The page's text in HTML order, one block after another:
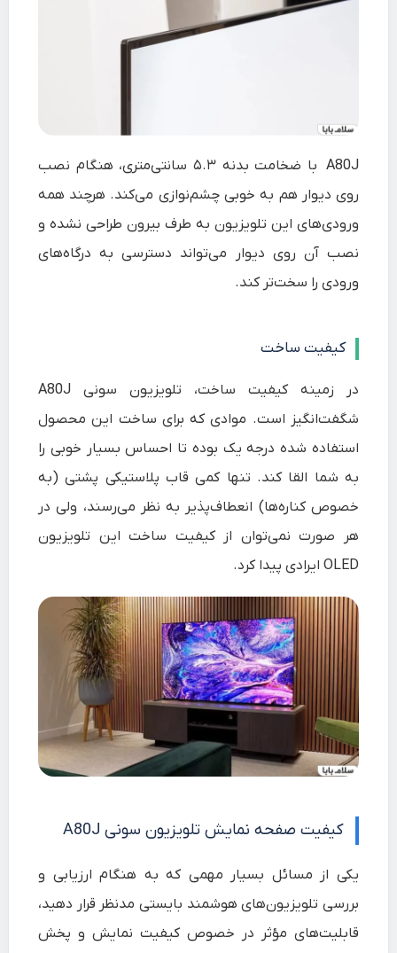
A80J با ضخامت بدنه ۵.۳ سانتی‌متری، هنگام نصب
روی دیوار هم به خوبی چشم‌نوازی می‌کند. هرچند همه
ورودی‌های این تلویزیون به طرف بیرون طراحی نشده و
نصب آن روی دیوار می‌تواند دسترسی به درگاه‌های
ورودی را سخت‌تر کند.
کیفیت ساخت
در زمینه کیفیت ساخت، تلویزیون سونی A80J
شگفت‌انگیز است. موادی که برای ساخت این محصول
استفاده شده درجه یک بوده تا احساس بسیار خوبی را
به شما القا کند. تنها کمی قاب پلاستیکی پشتی (به
خصوص کناره‌ها) انعطاف‌پذیر به نظر می‌رسند، ولی در
هر صورت نمی‌توان از کیفیت ساخت این تلویزیون
OLED ایرادی پیدا کرد.
کیفیت صفحه نمایش تلویزیون سونی A80J
یکی از مسائل بسیار مهمی که به هنگام ارزیابی و
بررسی تلویزیون‌های هوشمند بایستی مدنظر قرار دهید،
قابلیت‌های مؤثر در خصوص کیفیت نمایش و پخش